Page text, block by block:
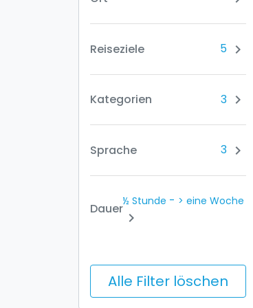
Reiseziele 5 chevron_right
Kategorien 3 chevron_right
Sprache 3 chevron_right
Dauer
½ Stunde - > eine Woche
chevron_right
Alle Filter löschen